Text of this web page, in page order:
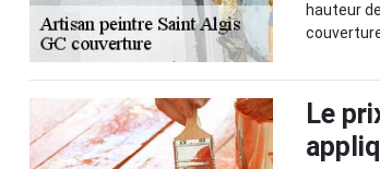
hauteur
Le